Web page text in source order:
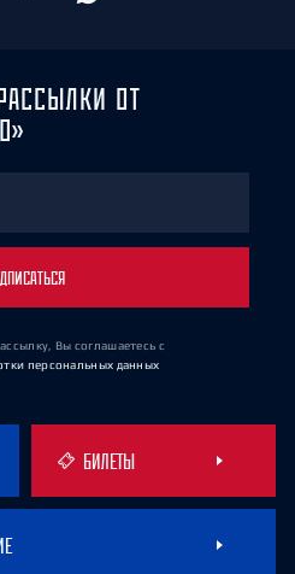
ОТ
Вы соглашаетесь с
персональных данных
БИЛЕТЫ